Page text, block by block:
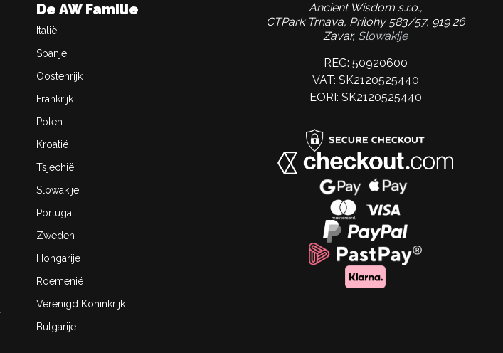
De AW Familie
Italië
Spanje
Oostenrijk
Frankrijk
Polen
Kroatië
Tsjechië
Slowakije
Portugal
Zweden
Hongarije
Roemenië
Verenigd Koninkrijk
Bulgarije
Ancient Wisdom s.r.o.,
CTPark Trnava, Prílohy 583/57, 919 26
Zavar, Slowakije
REG: 50920600
VAT: SK2120525440
EORI: SK2120525440